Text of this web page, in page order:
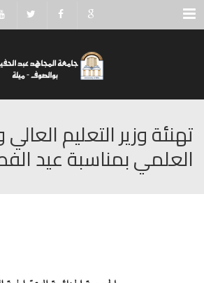
Menu
تهنئة وزير التعليم
العلمي بمناسبة عيد